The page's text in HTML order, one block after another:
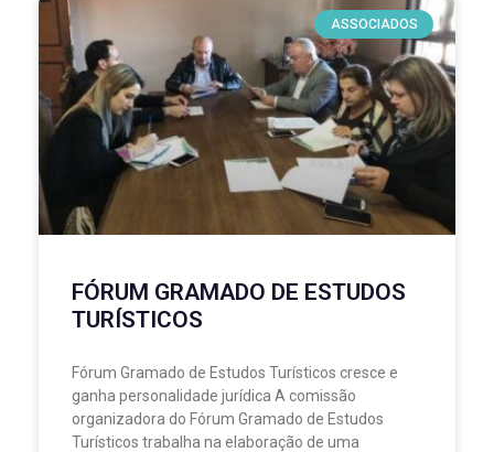
ASSOCIADOS
FÓRUM GRAMADO DE ESTUDOS
TURÍSTICOS
Fórum Gramado de Estudos Turísticos cresce e
ganha personalidade jurídica A comissão
organizadora do Fórum Gramado de Estudos
Turísticos trabalha na elaboração de uma